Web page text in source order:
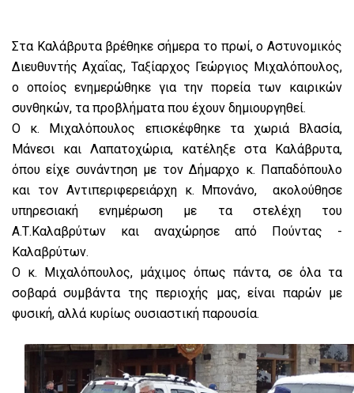
Στα Καλάβρυτα βρέθηκε σήμερα το πρωί, ο Αστυνομικός
Διευθυντής Αχαΐας, Ταξίαρχος Γεώργιος Μιχαλόπουλος,
ο οποίος ενημερώθηκε για την πορεία των καιρικών
συνθηκών, τα προβλήματα που έχουν δημιουργηθεί.
Ο κ. Μιχαλόπουλος επισκέφθηκε τα χωριά Βλασία,
Μάνεσι και Λαπατοχώρια, κατέληξε στα Καλάβρυτα,
όπου είχε συνάντηση με τον Δήμαρχο κ. Παπαδόπουλο
και τον Αντιπεριφερειάρχη κ. Μπονάνο, ακολούθησε
υπηρεσιακή ενημέρωση με τα στελέχη του
Α.Τ.Καλαβρύτων και αναχώρησε από Πούντας -
Καλαβρύτων.
Ο κ. Μιχαλόπουλος, μάχιμος όπως πάντα, σε όλα τα
σοβαρά συμβάντα της περιοχής μας, είναι παρών με
φυσική, αλλά κυρίως ουσιαστική παρουσία.